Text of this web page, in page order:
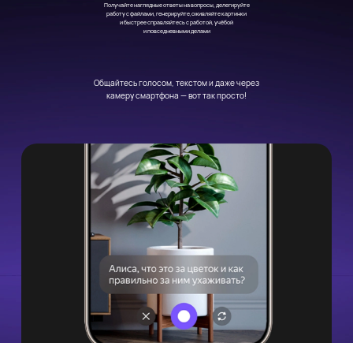
Получайте наглядные ответы на вопросы, делегируйте
работу с файлами, генерируйте, оживляйте картинки
и быстрее справляйтесь с работой, учёбой
и повседневными делами
Общайтесь голосом, текстом и даже через
камеру смартфона — вот так просто!